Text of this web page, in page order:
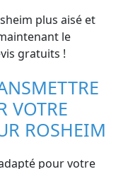
plus aisé et
le
gratuits !
VOTRE
ROSHEIM
pour votre